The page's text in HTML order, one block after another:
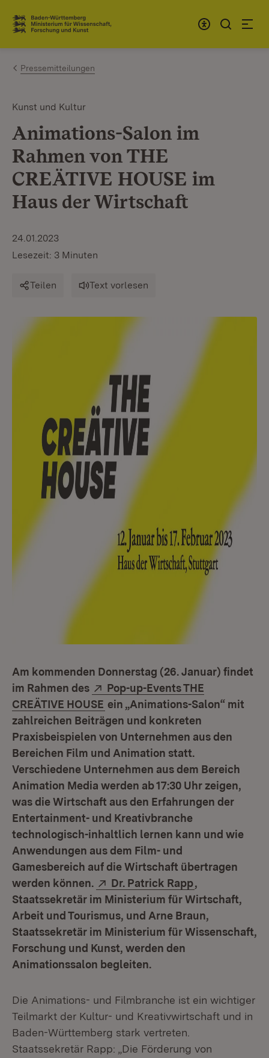
Zum Inhalt springen
Link zur Startseite
Pressemitteilungen
Kunst und Kultur
Animations-Salon im
Rahmen von THE
CREÄTIVE HOUSE im
Haus der Wirtschaft
24.01.2023
Lesezeit: 3 Minuten
Teilen Text vorlesen
Am kommenden Donnerstag (26. Januar) findet
im Rahmen des
Extern:
Pop-up-Events THE
CREÄTIVE HOUSE (Öffnet in neuem Fenster)
ein „Animations-Salon“ mit
zahlreichen Beiträgen und konkreten
Praxisbeispielen von Unternehmen aus den
Bereichen Film und Animation statt.
Verschiedene Unternehmen aus dem Bereich
Animation Media werden ab 17:30 Uhr zeigen,
was die Wirtschaft aus den Erfahrungen der
Entertainment- und Kreativbranche
technologisch-inhaltlich lernen kann und wie
Anwendungen aus dem Film- und
Gamesbereich auf die Wirtschaft übertragen
werden können.
Extern:
Dr. Patrick Rapp,
Staatssekretär im Ministerium für Wirtschaft,
Arbeit und Tourismus, und Arne Braun,
Staatssekretär im Ministerium für Wissenschaft,
Forschung und Kunst, werden den
Animationssalon begleiten.
Die Animations- und Filmbranche ist ein wichtiger
Teilmarkt der Kultur- und Kreativwirtschaft und in
Baden-Württemberg stark vertreten.
Staatssekretär Rapp: „Die Förderung von